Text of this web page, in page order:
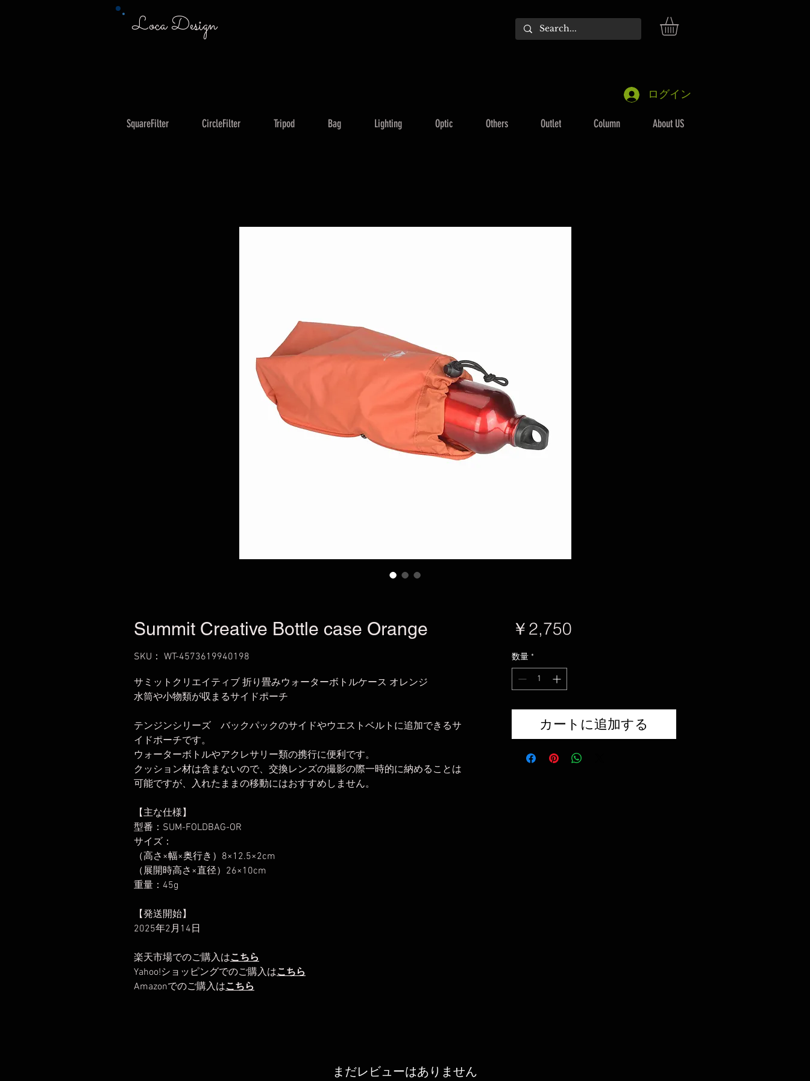
Loca Design
ログイン
SquareFilter CircleFilter Tripod Bag Lighting Optic Others Outlet Column About US
Summit Creative Bottle case Orange
SKU： WT-4573619940198
サミットクリエイティブ 折り畳みウォーターボトルケース オレンジ
水筒や小物類が収まるサイドポーチ
テンジンシリーズ バックパックのサイドやウエストベルトに追加できるサ
イドポーチです。
ウォーターボトルやアクレサリー類の携行に便利です。
クッション材は含まないので、交換レンズの撮影の際一時的に納めることは
可能ですが、入れたままの移動にはおすすめしません。
【主な仕様】
型番：SUM-FOLDBAG-OR
サイズ：
（高さ×幅×奥行き）8×12.5×2cm
（展開時高さ×直径）26×10cm
重量：45g
【発送開始】
2025年2月14日
楽天市場でのご購入はこちら
Yahoo!ショッピングでのご購入はこちら
Amazonでのご購入はこちら
￥2,750価
数量 *
カートに追加する
まだレビューはありません